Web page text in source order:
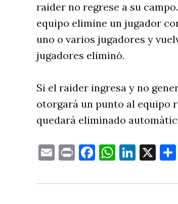
raider no regrese a su
equipo elimine un jugador
uno o varios jugadores y
jugadores eliminó.
Si el raider ingresa y no
otorgará un punto al equipo
quedará eliminado
EmailPrintFacebook
X